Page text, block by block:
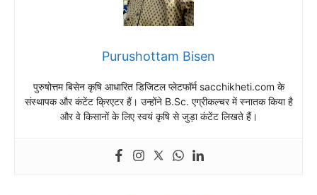
Purushottam Bisen
पुरुषोत्तम बिसेन कृषि आधारित डिजिटल प्लेटफॉर्म sacchikheti.com के
संस्थापक और कंटेंट क्रिएटर हैं। उन्होंने B.Sc. एग्रीकल्चर में स्नातक किया है
और वे किसानों के लिए स्वयं कृषि से जुड़ा कंटेंट लिखते हैं।